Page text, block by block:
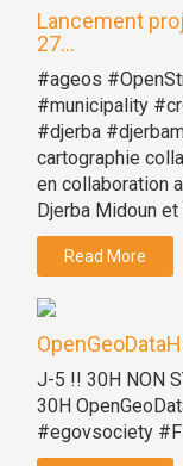
Lancement
27...
#ageos
#municipality
#djerba
cartographie
en collaboration
Djerba Midoun et
Read More
J-5 !! 30H NON
30H
#egovsociety